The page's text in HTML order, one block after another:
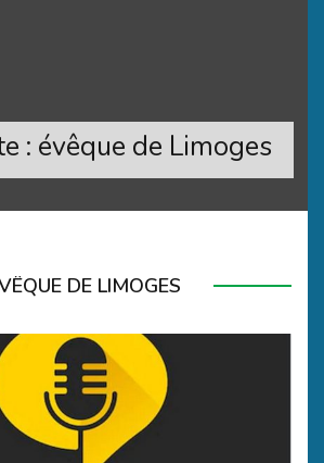
: évêque de Limoges
DE LIMOGES